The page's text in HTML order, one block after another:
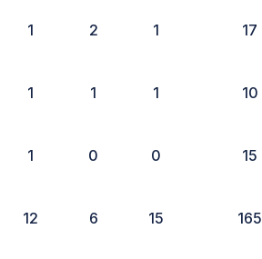
1 2 1 17
1 1 1 10
1 0 0 15
12 6 15 165